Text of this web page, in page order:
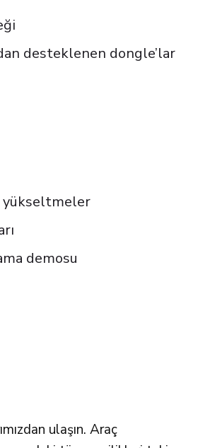
desteklenen dongle’lar
demosu
ulaşın. Araç